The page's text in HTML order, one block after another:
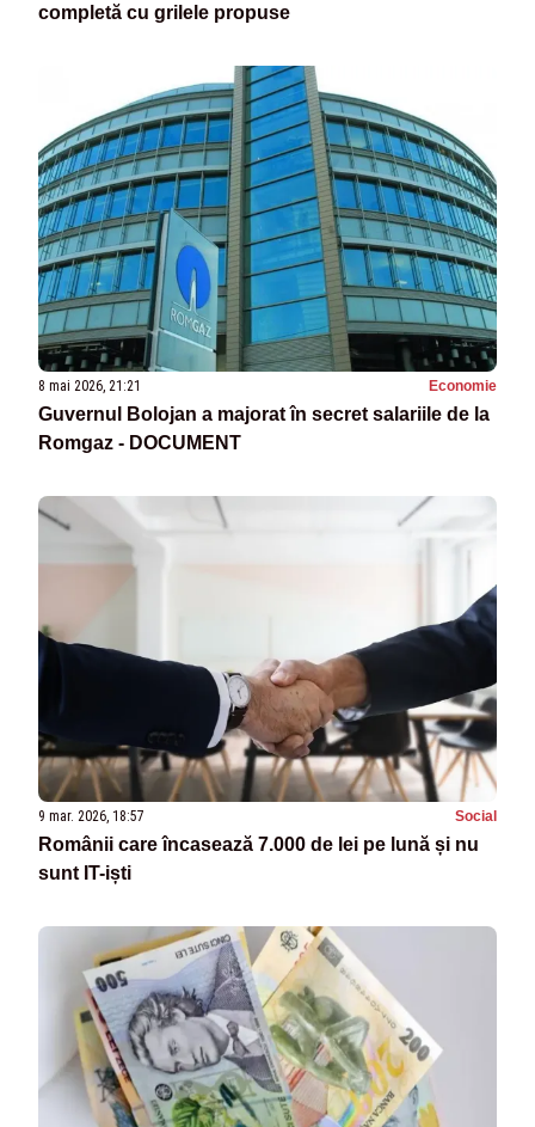
completă cu grilele propuse
8 mai 2026, 21:21 Economie
Guvernul Bolojan a majorat în secret salariile de la
Romgaz - DOCUMENT
9 mar. 2026, 18:57 Social
Românii care încasează 7.000 de lei pe lună și nu
sunt IT-iști